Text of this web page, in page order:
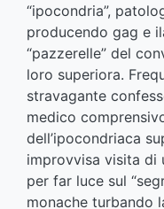
“ipocondria”,
producendo gag e
“pazzerelle” del
loro superiora.
stravagante
medico
dell’ipocondriaca
improvvisa visita di
per far luce sul
monache turbando